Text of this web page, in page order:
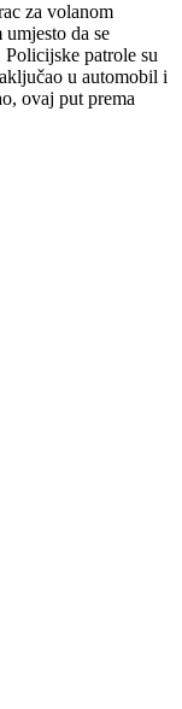
za volanom
umjesto da se
Policijske patrole su
u automobil i
ovaj put prema